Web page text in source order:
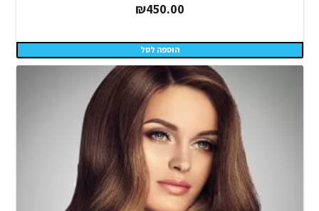
₪450.00
הוספה לסל